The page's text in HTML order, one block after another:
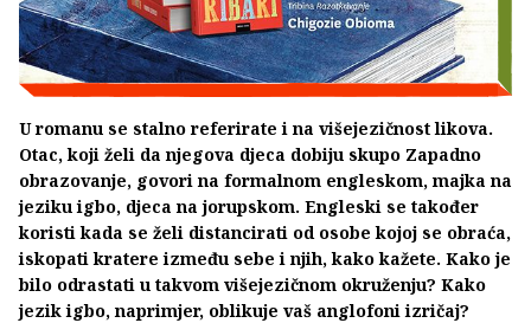
U romanu se stalno referirate i na višejezičnost likova.
Otac, koji želi da njegova djeca dobiju skupo Zapadno
obrazovanje, govori na formalnom engleskom, majka na
jeziku igbo, djeca na jorupskom. Engleski se također
koristi kada se želi distancirati od osobe kojoj se obraća,
iskopati kratere između sebe i njih, kako kažete. Kako je
bilo odrastati u takvom višejezičnom okruženju? Kako
jezik igbo, naprimjer, oblikuje vaš anglofoni izričaj?